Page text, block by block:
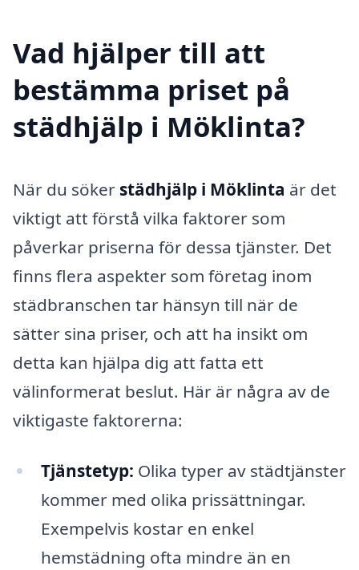
Vad hjälper till att
bestämma priset på
städhjälp i Möklinta?
När du söker städhjälp i Möklinta är det
viktigt att förstå vilka faktorer som
påverkar priserna för dessa tjänster. Det
finns flera aspekter som företag inom
städbranschen tar hänsyn till när de
sätter sina priser, och att ha insikt om
detta kan hjälpa dig att fatta ett
välinformerat beslut. Här är några av de
viktigaste faktorerna:
Tjänstetyp: Olika typer av städtjänster
kommer med olika prissättningar.
Exempelvis kostar en enkel
hemstädning ofta mindre än en